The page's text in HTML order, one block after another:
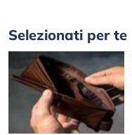
Selezionati per te